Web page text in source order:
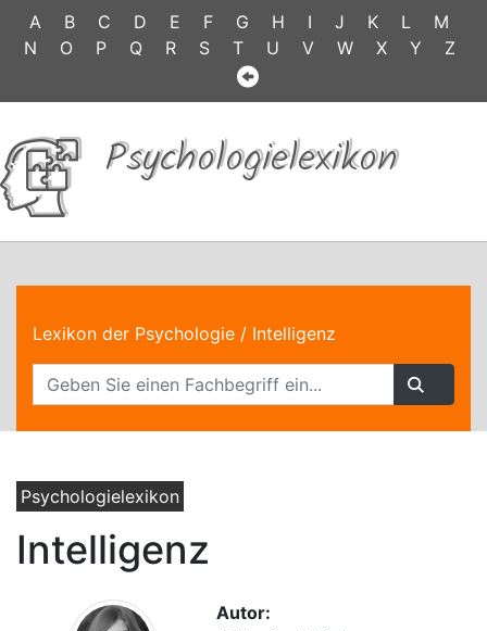
A B C D E F G H I J K L
M
N
O P Q R S T U V W X Y Z
Psychologielexikon
Lexikon der Psychologie / Intelligenz
Psychologielexikon
Intelligenz
Autor: